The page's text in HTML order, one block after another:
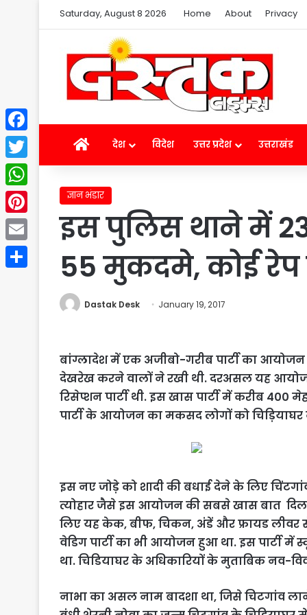
Saturday, August 8 2026 Home About Privacy
Homeदेश विदेश उत्तर प्रदेश उत्तराखंड
ज्ञान भंडार
इस पुलिस थाने में
55 मुकदमे, कोई
Dastak Desk January 19, 2017
बांग्लादेश में एक अजीबो-गरीब पार्टी का आयोजन
देखरेख करने वालों ने रखी थी. दरअसल यह
रिसेप्शन पार्टी थी. इस खास पार्टी में करीब
पार्टी के आयोजन का मकसद लोगों को
इस नए जोड़े को शादी की बधाई देने के लिए
त्योहार जैसे इस आयोजन की सबसे खास बात दिल
लिए यह केक, बीफ, चिकन, अंडें और फ्रायड लीवर
वेडिग पार्टी का भी आयोजन हुआ था. इस पार्टी
था. चिडियाघर के अधिकारियों के मुताबिक नव-
नाभा का असल नाम बादशा था, जिसे चिटगांव
Facebook
Twitter
WhatsApp
Pinterest
Email